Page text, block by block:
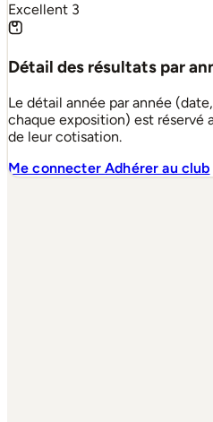
Excellent 3
Détail des résultats par
Le détail année par année
chaque exposition) est réservé
de leur cotisation.
Me connecterAdhérer au club